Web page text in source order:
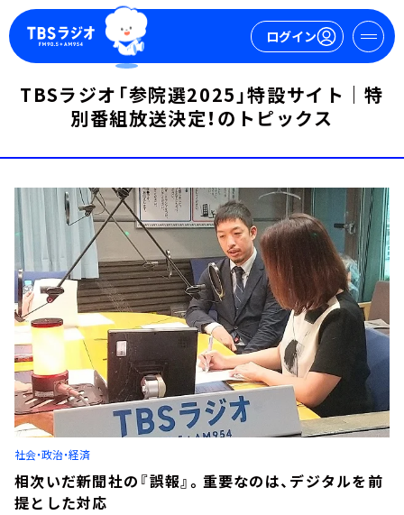
ログイン
マイページ
ログイン 新規会員登録
今日の番組表
週間番組表
トピックス
TBS Podcast
お知らせ
イベント・グッズ
YouTube
会社情報
TBSラジオ「参院選2025」特設サイト｜特
別番組放送決定！のトピックス
社会・政治・経済
相次いだ新聞社の『誤報』。重要なのは、デジタルを前
提とした対応